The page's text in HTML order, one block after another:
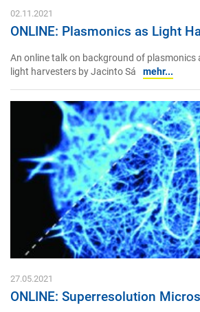
02.11.2021
ONLINE: Plasmonics as Light
An online talk on background of
light harvesters by Jacinto Sá
mehr...
27.05.2021
ONLINE: Superresolution